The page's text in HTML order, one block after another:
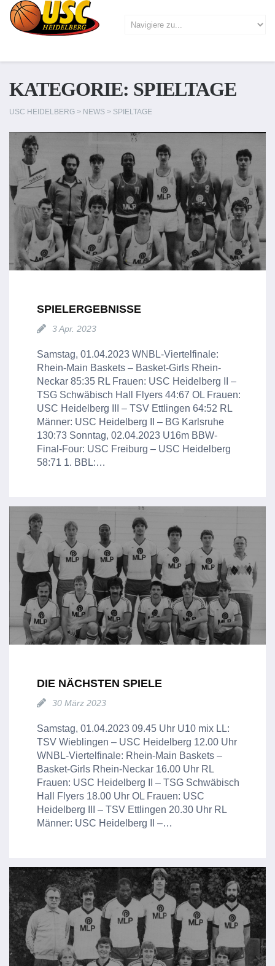
KATEGORIE: SPIELTAGE
USC HEIDELBERG > NEWS > SPIELTAGE
SPIELERGEBNISSE
3 Apr. 2023
Samstag, 01.04.2023 WNBL-Viertelfinale:
Rhein-Main Baskets – Basket-Girls Rhein-
Neckar 85:35 RL Frauen: USC Heidelberg II –
TSG Schwäbisch Hall Flyers 44:67 OL Frauen:
USC Heidelberg III – TSV Ettlingen 64:52 RL
Männer: USC Heidelberg II – BG Karlsruhe
130:73 Sonntag, 02.04.2023 U16m BBW-
Final-Four: USC Freiburg – USC Heidelberg
58:71 1. BBL:…
DIE NÄCHSTEN SPIELE
30 März 2023
Samstag, 01.04.2023 09.45 Uhr U10 mix LL:
TSV Wieblingen – USC Heidelberg 12.00 Uhr
WNBL-Viertelfinale: Rhein-Main Baskets –
Basket-Girls Rhein-Neckar 16.00 Uhr RL
Frauen: USC Heidelberg II – TSG Schwäbisch
Hall Flyers 18.00 Uhr OL Frauen: USC
Heidelberg III – TSV Ettlingen 20.30 Uhr RL
Männer: USC Heidelberg II –…